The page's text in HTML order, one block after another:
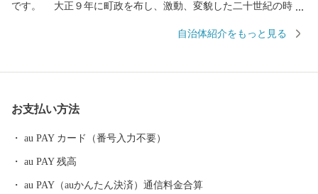
です。 大正９年に町政を布し、激動、変貌した二十世紀の時代
かな明るい活力ある今日の町勢を築いてり、2020年に町制100周年
「訪れてみたい」、「住んでみたい」、「住み続けたい」と思え
るような日本一魅力のあるまち、生涯を通じて幸せを感じてもら
自治体紹介をもっと見る
お支払い方法
au PAY カード（番号入力不要）
au PAY 残高
au PAY（auかんたん決済）通信料金合算